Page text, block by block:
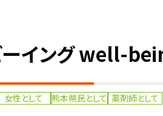
イング well-
女性として 熊本県民として 薬剤師として